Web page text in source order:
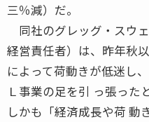
三％減）だ。
同社のグレッグ・スウ
経営責任者）は、昨年秋
によって荷動きが低迷し
Ｌ事業の足を引 っ張った
しかも「経済成長や荷 動